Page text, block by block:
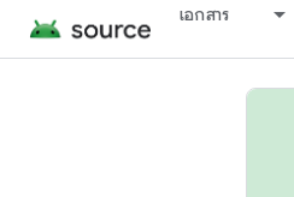
เอกสาร